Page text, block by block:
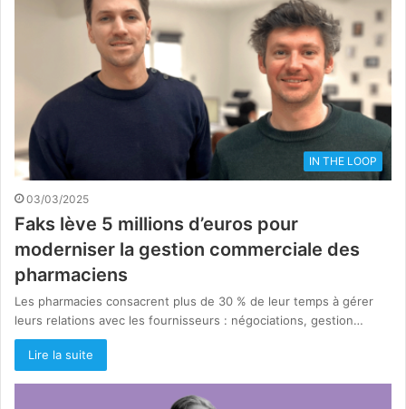
IN THE LOOP
03/03/2025
Faks lève 5 millions d’euros pour
moderniser la gestion commerciale des
pharmaciens
Les pharmacies consacrent plus de 30 % de leur temps à gérer
leurs relations avec les fournisseurs : négociations, gestion…
Lire la suite